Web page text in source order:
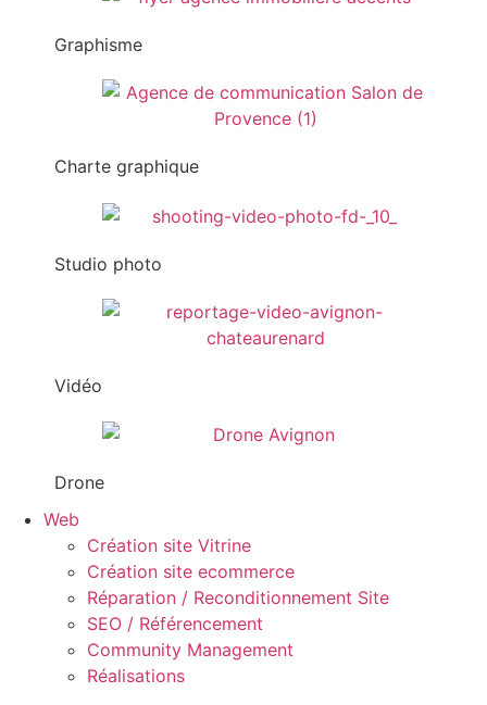
Graphisme
Charte graphique
Studio photo
Vidéo
Drone
Web
Création site Vitrine
Création site ecommerce
Réparation / Reconditionnement Site
SEO / Référencement
Community Management
Réalisations